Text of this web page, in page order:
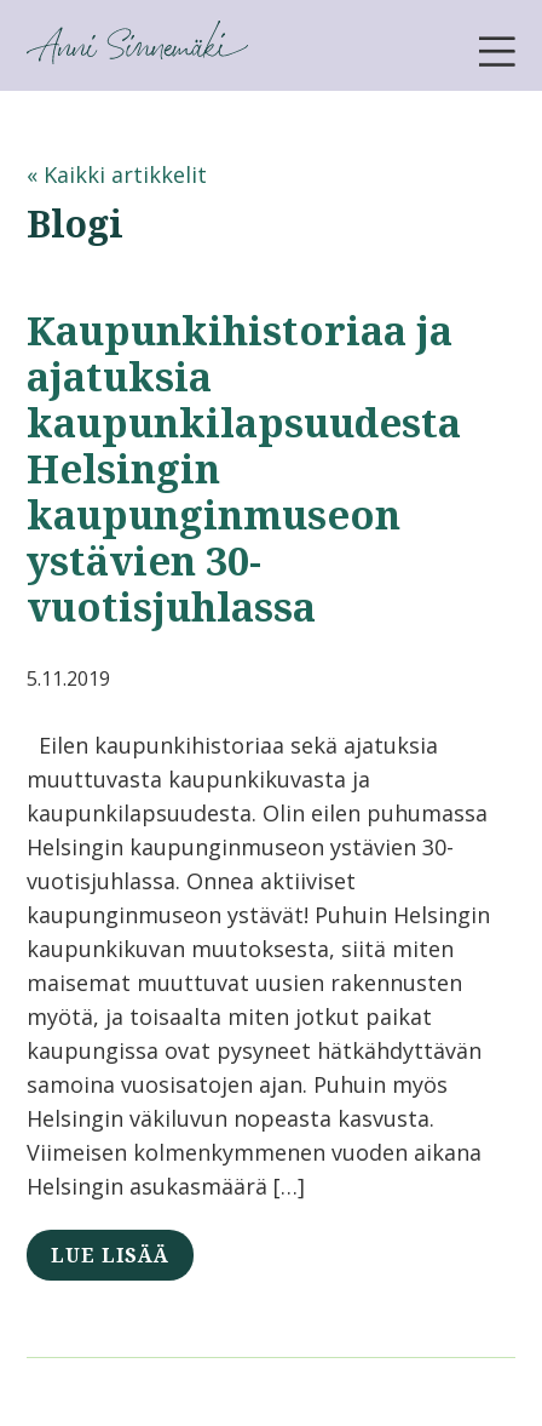
ANNI SINNEMÄKI
« Kaikki artikkelit
Blogi
Kaupunkihistoriaa ja
ajatuksia
kaupunkilapsuudesta
Helsingin
kaupunginmuseon
ystävien 30-
vuotisjuhlassa
5.11.2019
Eilen kaupunkihistoriaa sekä ajatuksia
muuttuvasta kaupunkikuvasta ja
kaupunkilapsuudesta. Olin eilen puhumassa
Helsingin kaupunginmuseon ystävien 30-
vuotisjuhlassa. Onnea aktiiviset
kaupunginmuseon ystävät! Puhuin Helsingin
kaupunkikuvan muutoksesta, siitä miten
maisemat muuttuvat uusien rakennusten
myötä, ja toisaalta miten jotkut paikat
kaupungissa ovat pysyneet hätkähdyttävän
samoina vuosisatojen ajan. Puhuin myös
Helsingin väkiluvun nopeasta kasvusta.
Viimeisen kolmenkymmenen vuoden aikana
Helsingin asukasmäärä […]
LUE LISÄÄ